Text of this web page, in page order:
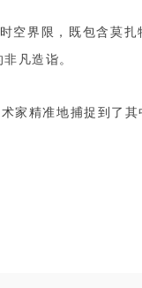
空界限，既包含莫扎
凡造诣。
家精准地捕捉到了其